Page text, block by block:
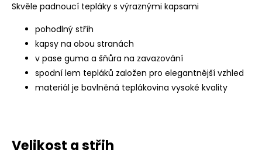
Skvěle padnoucí tepláky s výraznými kapsami
pohodlný stříh
kapsy na obou stranách
v pase guma a šňůra na zavazování
spodní lem tepláků založen pro elegantnější vzhled
materiál je bavlněná teplákovina vysoké kvality
Velikost a střih